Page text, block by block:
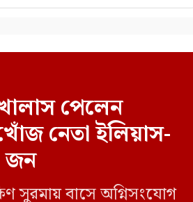
পেলেন
নেতা ইলিয়াস-
জন
সুরমায় বাসে অগ্নিসংযোগ